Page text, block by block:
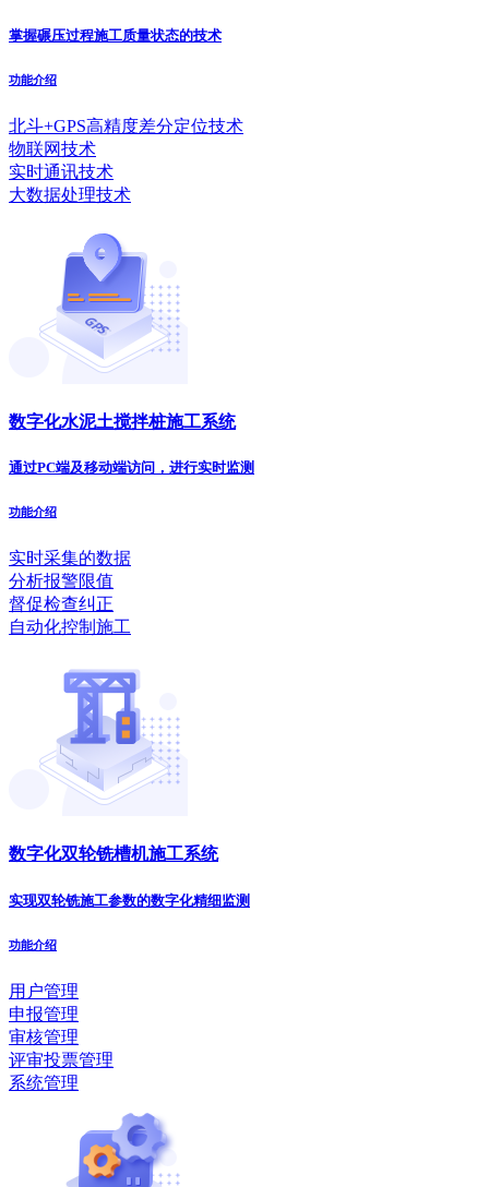
掌握碾压过程施工质量状态的技术
功能介绍
北斗+GPS高精度差分定位技术
物联网技术
实时通讯技术
大数据处理技术
数字化水泥土搅拌桩施工系统
通过PC端及移动端访问，进行实时监测
功能介绍
实时采集的数据
分析报警限值
督促检查纠正
自动化控制施工
数字化双轮铣槽机施工系统
实现双轮铣施工参数的数字化精细监测
功能介绍
用户管理
申报管理
审核管理
评审投票管理
系统管理